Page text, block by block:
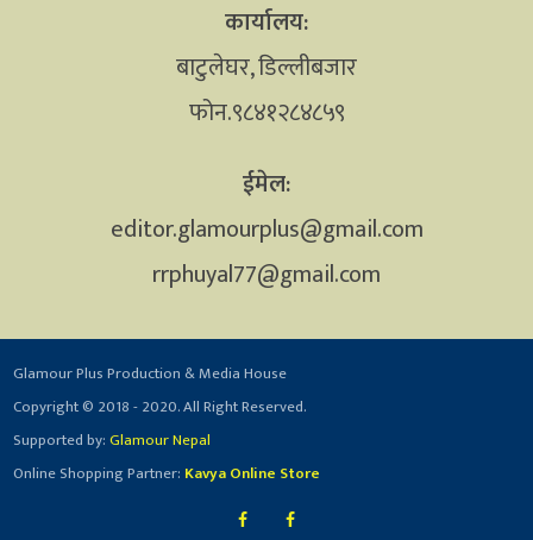
कार्यालय:
बाटुलेघर, डिल्लीबजार
फोन.९८४१२८४८५९
ईमेल:
editor.glamourplus@gmail.com
rrphuyal77@gmail.com
Glamour Plus Production & Media House
Copyright © 2018 - 2020. All Right Reserved.
Supported by:Glamour Nepal
Online Shopping Partner: Kavya Online Store